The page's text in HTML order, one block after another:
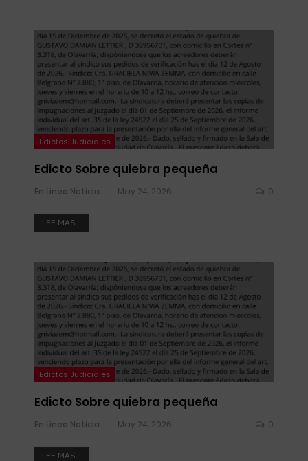
Edictos Judiciales
Edicto Sobre quiebra pequeña
En Linea Noticias May 24, 2026 0
LEE MAS...
Edictos Judiciales
Edicto Sobre quiebra pequeña
En Linea Noticias May 24, 2026 0
LEE MAS...